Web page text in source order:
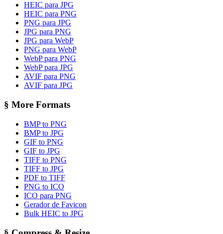
HEIC para JPG
HEIC para PNG
PNG para JPG
JPG para PNG
JPG para WebP
PNG para WebP
WebP para PNG
WebP para JPG
AVIF para PNG
AVIF para JPG
§ More Formats
BMP to PNG
BMP to JPG
GIF to PNG
GIF to JPG
TIFF to PNG
TIFF to JPG
PDF to TIFF
PNG to ICO
ICO para PNG
Gerador de Favicon
Bulk HEIC to JPG